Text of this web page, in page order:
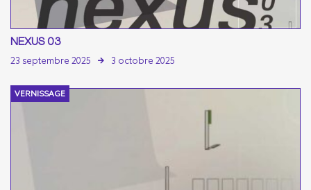
NEXUS 03
23 septembre 2025 3 octobre 2025
VERNISSAGE